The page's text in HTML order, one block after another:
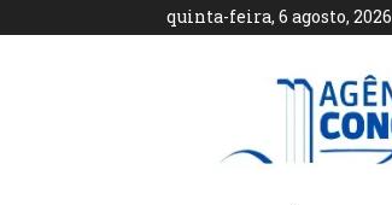
quinta-feira, 6 agosto, 2026
Agência